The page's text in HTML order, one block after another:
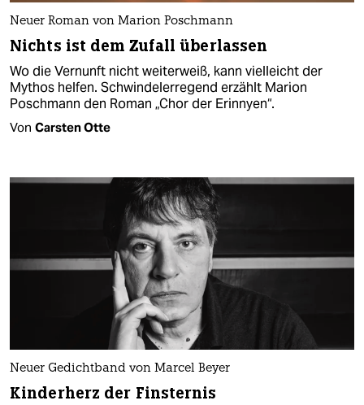
Neuer Roman von Marion Poschmann
Nichts ist dem Zufall überlassen
Wo die Vernunft nicht weiterweiß, kann vielleicht der
Mythos helfen. Schwindelerregend erzählt Marion
Poschmann den Roman „Chor der Erinnyen“.
Von Carsten Otte
Neuer Gedichtband von Marcel Beyer
Kinderherz der Finsternis